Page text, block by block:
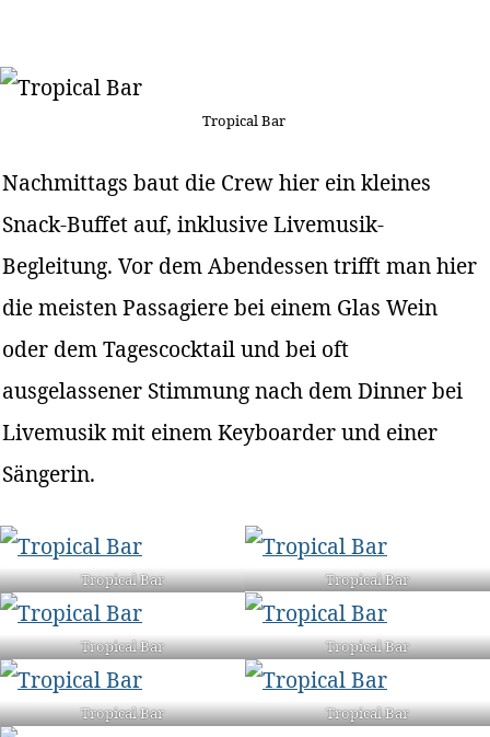
Tropical Bar
Nachmittags baut die Crew hier ein kleines
Snack-Buffet auf, inklusive Livemusik-
Begleitung. Vor dem Abendessen trifft man hier
die meisten Passagiere bei einem Glas Wein
oder dem Tagescocktail und bei oft
ausgelassener Stimmung nach dem Dinner bei
Livemusik mit einem Keyboarder und einer
Sängerin.
Tropical Bar Tropical Bar
Tropical Bar Tropical Bar
Tropical Bar Tropical Bar